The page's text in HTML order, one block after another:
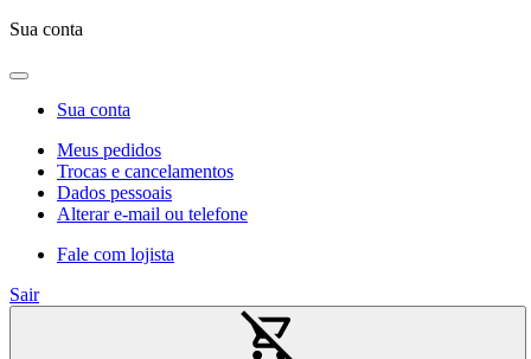
Sua conta
Sua conta
Meus pedidos
Trocas e cancelamentos
Dados pessoais
Alterar e-mail ou telefone
Fale com lojista
Sair